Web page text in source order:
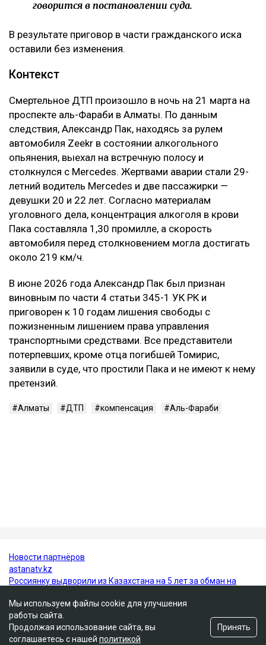
может рассматриваться как способ усиления
дополнительного воздействия на
причинителя вреда. Назначение компенсации
предоставлении потерпевшему денежного
страданий, а не в усилении карательного
воздействия на причинителя вреда, —
говорится в постановлении суда.
В результате приговор в части гражданского иска
оставили без изменения.
Контекст
Смертельное ДТП произошло в ночь на 21 марта на
проспекте аль-Фараби в Алматы. По данным
следствия, Александр Пак, находясь за рулем
опьянения, выехал на встречную полосу и
столкнулся с Mercedes. Жертвами аварии стали 29-
летний водитель Mercedes и две пассажирки —
девушки 20 и 22 лет. Согласно материалам
уголовного дела, концентрация алкоголя в крови
Пака составляла 1,30 промилле, а скорость
автомобиля перед столкновением могла достигать
около 219 км/ч.
В июне 2026 года Александр Пак был признан
Мы используем файлы cookie для улучшения
работы сайта.
Продолжая использование сайта, вы
соглашаетесь с нашей политикой
Принять